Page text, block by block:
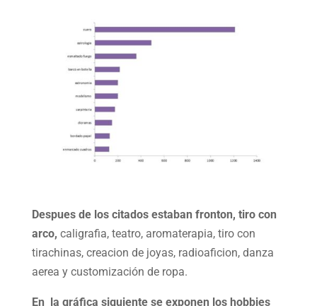
Despues de los citados estaban fronton, tiro con
arco, caligrafia, teatro, aromaterapia, tiro con
tirachinas, creacion de joyas, radioaficion, danza
aerea y customización de ropa.
En la gráfica siguiente se exponen los hobbies